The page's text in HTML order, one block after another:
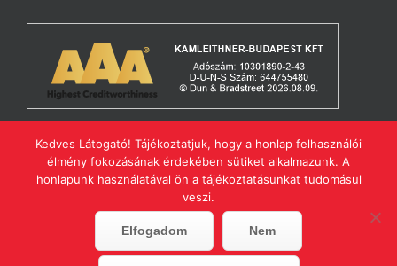
Minden jog fenntartva | Helios.hu | Készítette:Leisz.NET|Adatvédelmi
Szabályzat
Kedves Látogató! Tájékoztatjuk, hogy a honlap felhasználói
élmény fokozásának érdekében sütiket alkalmazunk. A
honlapunk használatával ön a tájékoztatásunkat tudomásul
veszi.
Elfogadom Nem